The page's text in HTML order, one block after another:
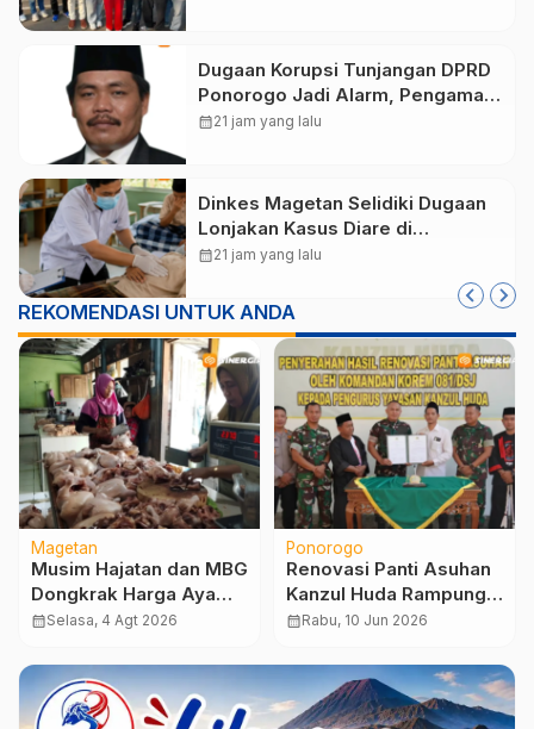
Dugaan Korupsi Tunjangan DPRD
Ponorogo Jadi Alarm, Pengamat
Minta Magetan Perkuat Tata
calendar_month21 jam yang lalu
Dinkes Magetan Selidiki Dugaan
Lonjakan Kasus Diare di
Lembeyan, Lakukan Penyelidikan
calendar_month21 jam yang lalu
REKOMENDASI UNTUK ANDA
Magetan
Musim Hajatan dan MBG
Dongkrak Harga Ayam,
Telur Malah Sepi
calendar_monthSelasa, 4 Agt 2026
Ponorogo
Renovasi Panti Asuhan
Kanzul Huda Rampung,
Korem 081/DSJ
Pembangunan
calendar_monthRabu, 10 Jun 2026